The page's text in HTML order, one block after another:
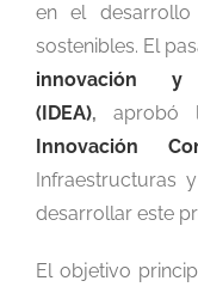
en el
sostenibles. El
innovación
(IDEA), aprobó
Innovación
Infraestructuras
desarrollar este
El objetivo